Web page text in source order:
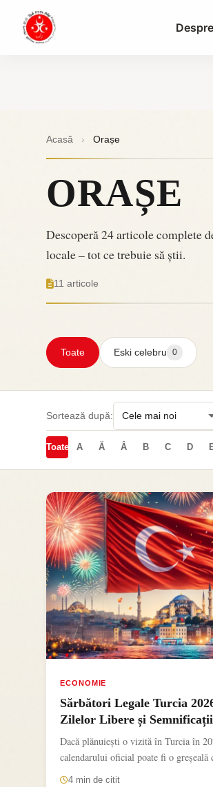
Despre
Acasă › Orașe
ORAȘE
Descoperă 24 articole complete
locale – tot ce trebuie să știi.
11 articole
Toate Eski celebru 0
Sortează după:
Toate A Ă Â B C D
ECONOMIE
Sărbători Legale Turcia
Zilelor Libere și Semnificații
Dacă plănuiești o vizită în Turcia în
calendarului oficial poate fi o greșeală
4 min de citit